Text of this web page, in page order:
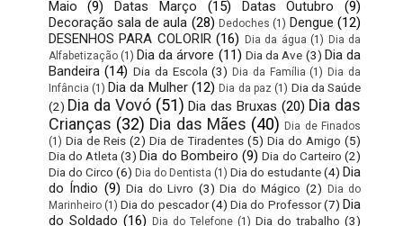
Maio
(9) Datas Março (15) Datas Outubro
(9)
Decoração sala de aula (28) Dedoches (1) Dengue (12)
DESENHOS PARA COLORIR (16) Dia da água (1) Dia da
Alfabetização (1) Dia da árvore (11) Dia da Ave (3) Dia da
Bandeira (14) Dia da Escola (3) Dia da Família (1) Dia da
Infância (1) Dia da Mulher (12) Dia da paz (1) Dia da Saúde
(2) Dia da Vovó (51) Dia das Bruxas (20) Dia das
Crianças (32) Dia das Mães (40) Dia de Finados
(1) Dia de Reis (2) Dia de Tiradentes (5) Dia do Amigo (5)
Dia do Atleta (3) Dia do Bombeiro (9) Dia do Carteiro (2)
Dia do Circo (6) Dia do Dentista (1) Dia do estudante(4) Dia
do Índio (9) Dia do Livro (3) Dia do Mágico (2)
Dia do
Marinheiro (1) Dia do pescador (4) Dia do Professor (7) Dia
do Soldado (16) Dia do Telefone (1) Dia do trabalho (3)